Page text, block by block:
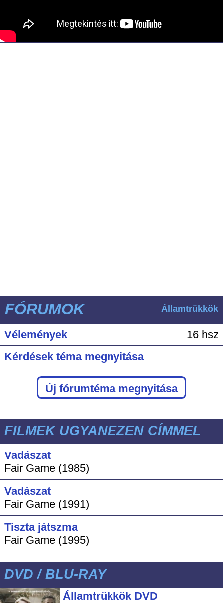
FÓRUMOK Államtrükkök
Vélemények
16 hsz
Kérdések téma megnyitása
Új fórumtéma megnyitása
FILMEK UGYANEZEN CÍMMEL
Vadászat
Fair Game (1985)
Vadászat
Fair Game (1991)
Tiszta játszma
Fair Game (1995)
DVD / BLU-RAY
Államtrükkök DVD